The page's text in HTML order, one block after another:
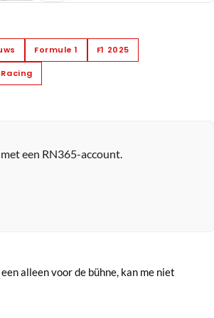
Formule 1 F1 2025
een RN365-account.
alleen voor de bühne, kan me niet